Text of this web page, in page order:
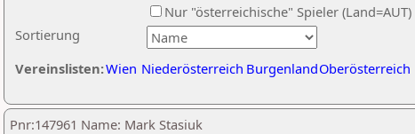
Sortierung
Nur "österreichische" Spieler (Land=AUT)
Vereinslisten:Wien Niederösterreich BurgenlandOberösterreich
Pnr:147961 Name: Mark Stasiuk